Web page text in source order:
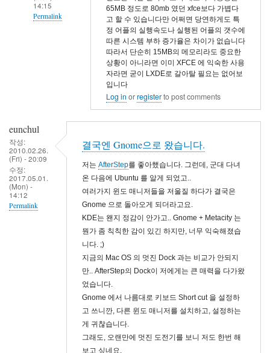
14:15
Permalink
by
65MB 정도로 80mb 였던 xfce보다 가볍다
고 할 수 있습니다만 어쩌면 당연하게도 특
정 어플의 실행속도나 실행된 어플의 갯수에
따른 시스템 부하 증가율은 차이가 없습니다
따라서 단순히 15MB의 메모리라도 중요한
상황이 아니라면 이미 XFCE 에 익숙한 사용
자라면 굳이 LXDE로 갈아탈 필요는 없어보
입니다
Log in orregisterto post comments
eunchul
작성:
2010.02.26.
(Fri) - 20:09
수정:
2017.05.01.
(Mon) -
14:12
Permalink
결국엔 Gnome으로 왔습니다.
저는 AfterStep를 좋아했습니다. 그런데, 군대 다녀
온 다음에 Ubuntu 를 알게 되었고..
여러가지 윈도 매니저들을 저울질 하다가 결국은
Gnome 으로 돌아오게 되더라고요.
KDE는 왠지 정감이 안가고.. Gnome + Metacity 는
뭔가 좀 칙칙한 감이 있긴 하지만, 너무 익숙해졌습
니다. ;)
지금의 Mac OS 의 멋진 Dock 과는 비교가 안되지
만.. AfterStep의 Dock이 저에게는 큰 매력을 다가왔
었습니다.
Gnome 에서 나름대로 키보드 Short cut 을 설정하
고 쓰니깐, 다른 윈도 매니저를 설치하고, 설정하는
게 귀찮습니다.
그래도, 오랜만에 멋진 도전기를 보니 저도 한번 해
보고 싶네요.